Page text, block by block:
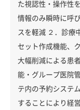
た視認性・操作性
情報のみ瞬時に呼
スを軽減 ２．診療
セット作成機能、
大幅削減による患
能・グループ医院
テ内の予約システ
することにより経